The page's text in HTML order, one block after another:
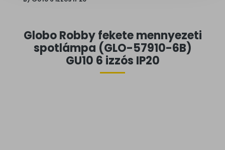
Globo Robby fekete mennyezeti
spotlámpa (GLO-57910-6B)
GU10 6 izzós IP20